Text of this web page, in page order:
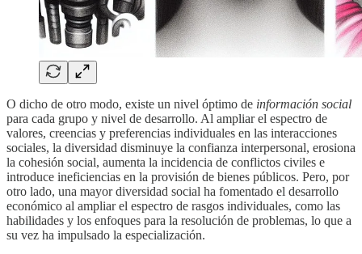
O dicho de otro modo, existe un nivel óptimo de información social
para cada grupo y nivel de desarrollo. Al ampliar el espectro de
valores, creencias y preferencias individuales en las interacciones
sociales, la diversidad disminuye la confianza interpersonal, erosiona
la cohesión social, aumenta la incidencia de conflictos civiles e
introduce ineficiencias en la provisión de bienes públicos. Pero, por
otro lado, una mayor diversidad social ha fomentado el desarrollo
económico al ampliar el espectro de rasgos individuales, como las
habilidades y los enfoques para la resolución de problemas, lo que a
su vez ha impulsado la especialización.